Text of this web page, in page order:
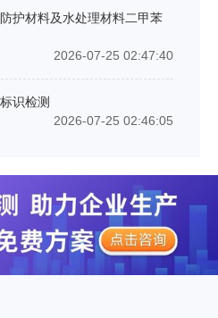
护材料及水处理材料二甲苯
2026-07-25 02:47:40
识检测
2026-07-25 02:46:05